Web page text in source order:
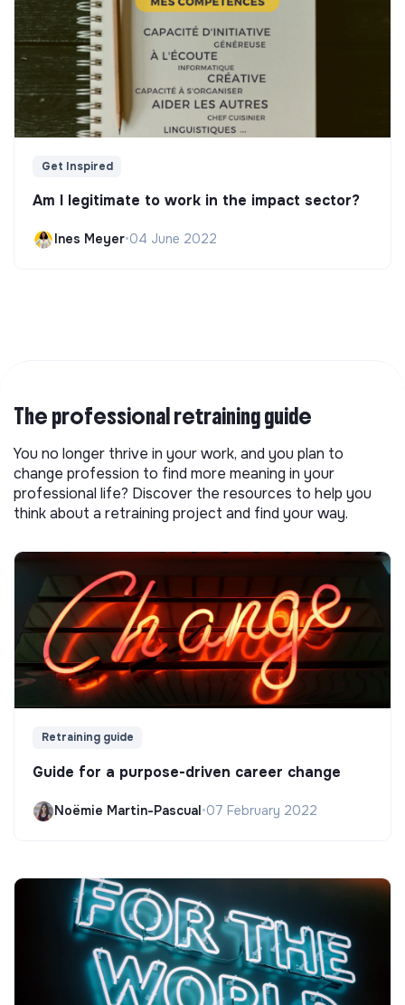
Get Inspired
Am I legitimate to work in the impact sector?
Ines Meyer•04 June 2022
The professional retraining guide
You no longer thrive in your work, and you plan to
change profession to find more meaning in your
professional life? Discover the resources to help you
think about a retraining project and find your way.
Retraining guide
Guide for a purpose-driven career change
Noëmie Martin-Pascual•07 February 2022